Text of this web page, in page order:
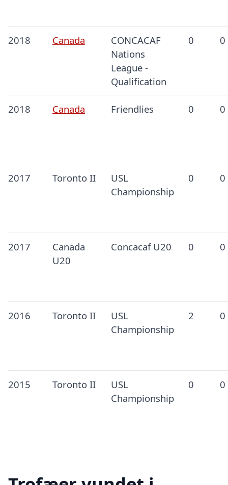
2018 Canada
CONCACAF
Nations
League -
Qualification
0 0
2018 Canada Friendlies 0 0
2017 Toronto II
USL
Championship
0 0
2017
Canada
U20
Concacaf U20 0 0
2016 Toronto II
USL
Championship
2 0
2015 Toronto II
USL
Championship
0 0